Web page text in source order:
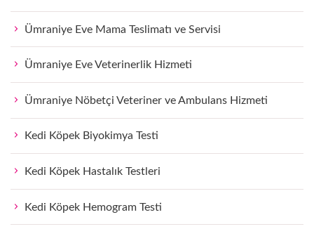
Ümraniye Eve Mama Teslimatı ve Servisi
Ümraniye Eve Veterinerlik Hizmeti
Ümraniye Nöbetçi Veteriner ve Ambulans Hizmeti
Kedi Köpek Biyokimya Testi
Kedi Köpek Hastalık Testleri
Kedi Köpek Hemogram Testi